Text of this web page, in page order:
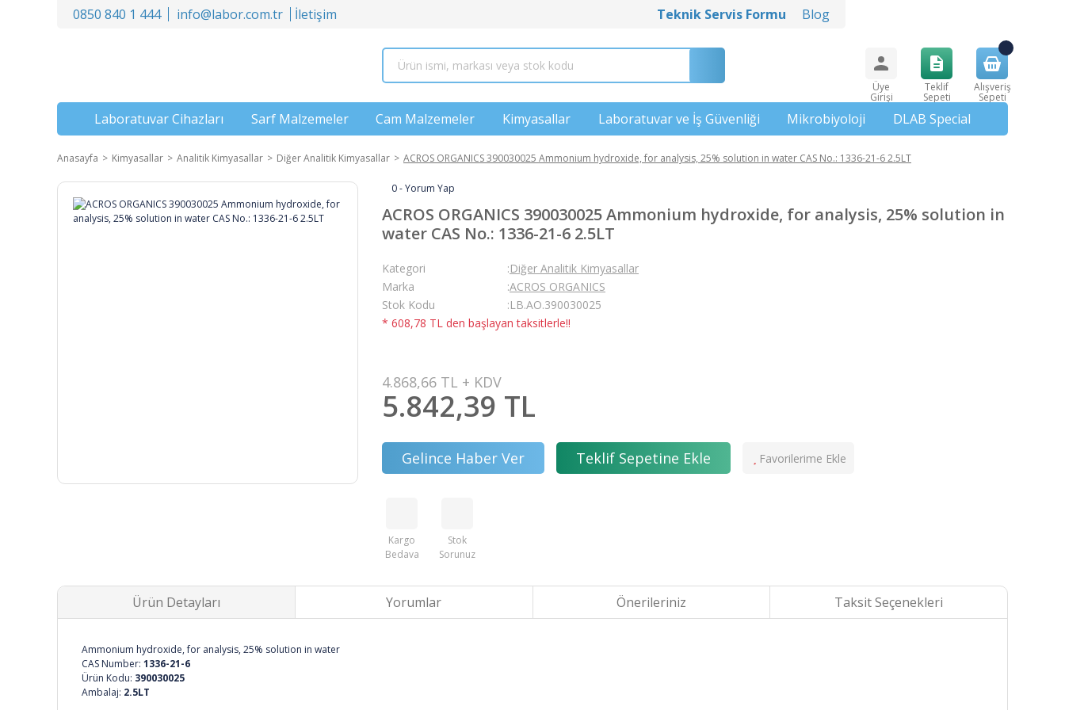
0850 840 1 444 info@labor.com.tr İletişim Teknik Servis Formu Blog
Üye
Girişi
Teklif
Sepeti
Alışveriş
Sepeti
Laboratuvar Cihazları Sarf Malzemeler Cam Malzemeler Kimyasallar Laboratuvar ve İş Güvenliği Mikrobiyoloji DLAB Special
Anasayfa Kimyasallar Analitik Kimyasallar Diğer Analitik Kimyasallar ACROS ORGANICS 390030025 Ammonium hydroxide, for analysis, 25% solution in water CAS No.: 1336-21-6 2.5LT
0 - Yorum Yap
ACROS ORGANICS 390030025 Ammonium hydroxide, for analysis, 25% solution in
water CAS No.: 1336-21-6 2.5LT
Kategori
Diğer Analitik Kimyasallar
Marka
ACROS ORGANICS
Stok Kodu
LB.AO.390030025
* 608,78 TL den başlayan taksitlerle!!
4.868,66 TL + KDV
5.842,39 TL
Gelince Haber Ver Teklif Sepetine Ekle
Kargo
Bedava
Stok
Sorunuz
Ürün Detayları Yorumlar Önerileriniz Taksit Seçenekleri
Ammonium hydroxide, for analysis, 25% solution in water
CAS Number: 1336-21-6
Ürün Kodu: 390030025
Ambalaj: 2.5LT